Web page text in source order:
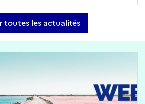
toutes les actualités